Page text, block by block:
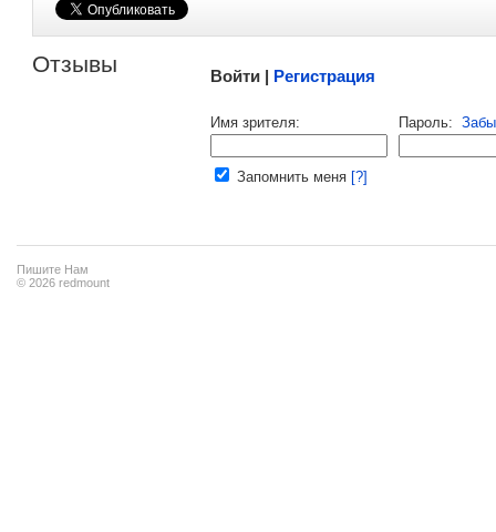
Отзывы Войти | Регистрация
Имя зрителя: Пароль:
Запомнить меня [?]
Пишите Нам
© 2026 redmount